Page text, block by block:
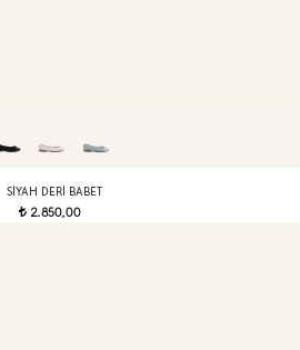
SIYAH DERI BABET
t 2.850,00